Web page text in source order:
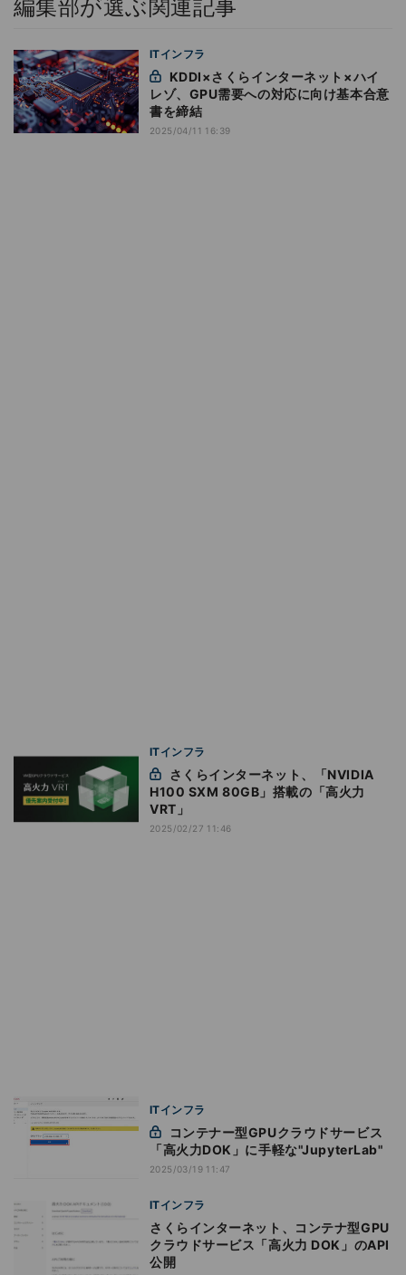
編集部が選ぶ関連記事
ITインフラ
レゾ、GPU需要への対応に向け基本合意
書を締結
2025/04/11 16:39
ITインフラ
H100 SXM 80GB」搭載の「高火力
VRT」
2025/02/27 11:46
ITインフラ
「高火力DOK」に手軽な"JupyterLab"
2025/03/19 11:47
ITインフラ
さくらインターネット、コンテナ型GPU
クラウドサービス「高火力 DOK」のAPI
公開